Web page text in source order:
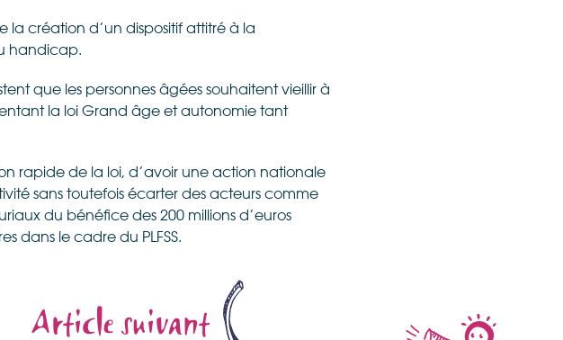
la création d’un dispositif attitré à la
handicap.
que les personnes âgées souhaitent vieillir à
la loi Grand âge et autonomie tant
rapide de la loi, d’avoir une action nationale
sans toutefois écarter des acteurs comme
du bénéfice des 200 millions d’euros
dans le cadre du PLFSS.
Article suivant